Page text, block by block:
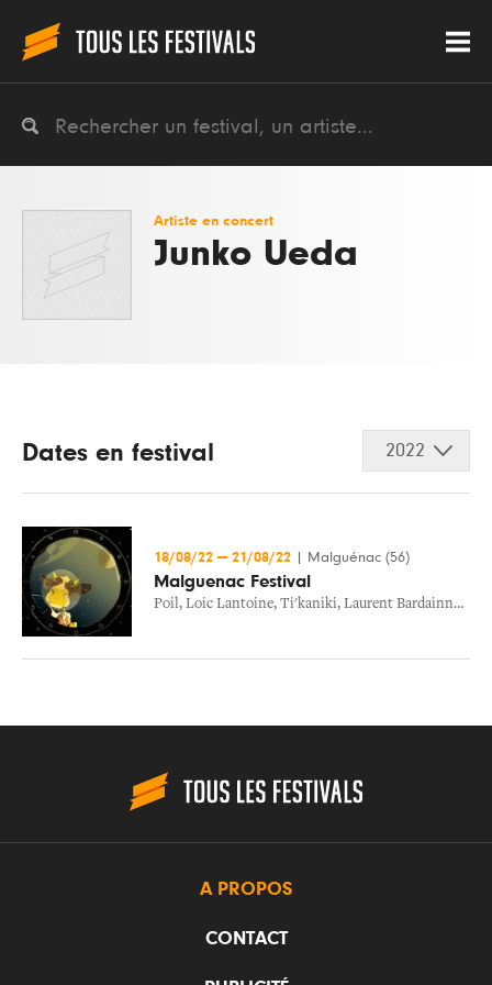
Artiste en concert
Junko Ueda
Dates en festival 2022
18/08/22 — 21/08/22 Malguénac (56)
Malguenac Festival
Poil, Loic Lantoine, Ti'kaniki, Laurent Bardainne & Tigre D'eau Douce
A PROPOS
CONTACT